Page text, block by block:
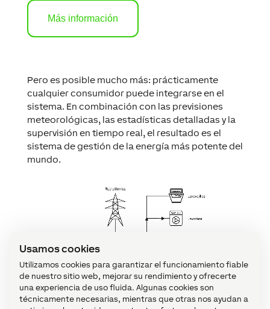
Usamos cookies
Utilizamos cookies para garantizar el funcionamiento fiable
de nuestro sitio web, mejorar su rendimiento y ofrecerte
una experiencia de uso fluida. Algunas cookies son
técnicamente necesarias, mientras que otras nos ayudan a
Más información
Pero es posible mucho más: prácticamente
cualquier consumidor puede integrarse en el
sistema. En combinación con las previsiones
meteorológicas, las estadísticas detalladas y la
supervisión en tiempo real, el resultado es el
sistema de gestión de la energía más potente del
mundo.